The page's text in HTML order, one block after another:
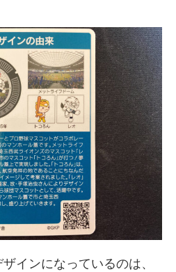
インになっているのは、